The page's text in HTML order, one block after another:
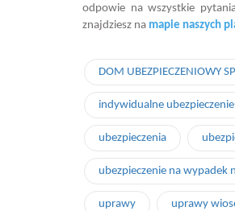
odpowie na wszystkie
znajdziesz na mapie naszych
DOM UBEZPIECZENIOWY
indywidualne
ubezpieczenia
ubezpieczenie na wypadek
uprawy uprawy